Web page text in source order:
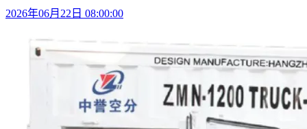
2026年06月22日 08:00:00